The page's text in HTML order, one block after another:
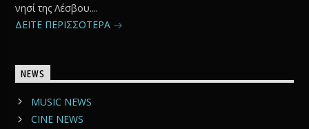
νησί της Λέσβου....
ΔΕΙΤΕ ΠΕΡΙΣΣΟΤΕΡΑ
NEWS
MUSIC NEWS
CINE NEWS